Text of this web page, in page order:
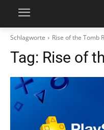
Schlagworte Rise of the Tomb
Tag: Rise of